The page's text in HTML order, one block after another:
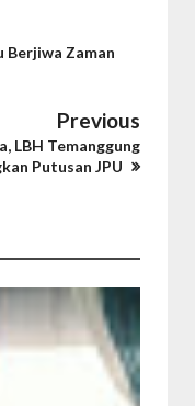
Berjiwa Zaman
Previous
LBH Temanggung
Putusan JPU